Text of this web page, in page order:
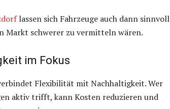
lassen sich Fahrzeuge auch dann sinnvoll
Markt schwerer zu vermitteln wären.
im Fokus
Flexibilität mit Nachhaltigkeit. Wer
aktiv trifft, kann Kosten reduzieren und